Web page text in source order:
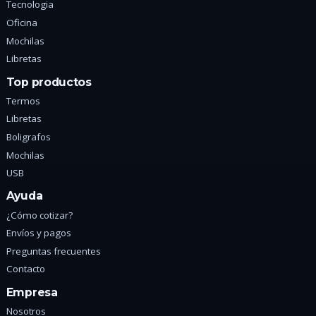
Tecnologia
Oficina
Mochilas
Libretas
Top productos
Termos
Libretas
Boligrafos
Mochilas
USB
Ayuda
¿Cómo cotizar?
Envíos y pagos
Preguntas frecuentes
Contacto
Empresa
Nosotros